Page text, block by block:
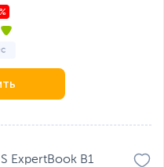
ExpertBook B1